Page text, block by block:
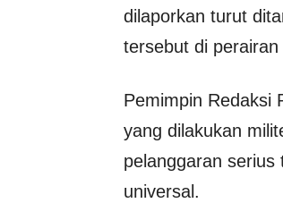
dilaporkan turut
tersebut di perairan
Pemimpin Redaksi
yang dilakukan
pelanggaran serius
universal.